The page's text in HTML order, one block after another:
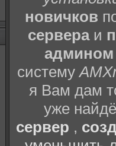
новичков
сервераи
админом
систему
я Вам дам
уже
сервер ,